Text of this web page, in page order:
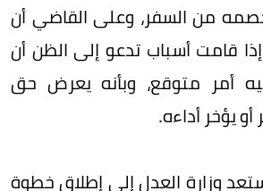
من السفر، وعلى القاضي أن
قامت أسباب تدعو إلى الظن أن
أمر متوقع، وبأنه يعرض حق
يؤخر أداءه.
وزارة العدل إلى إطلاق خطوة